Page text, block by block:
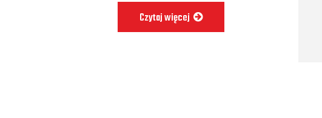
Czytaj więcej